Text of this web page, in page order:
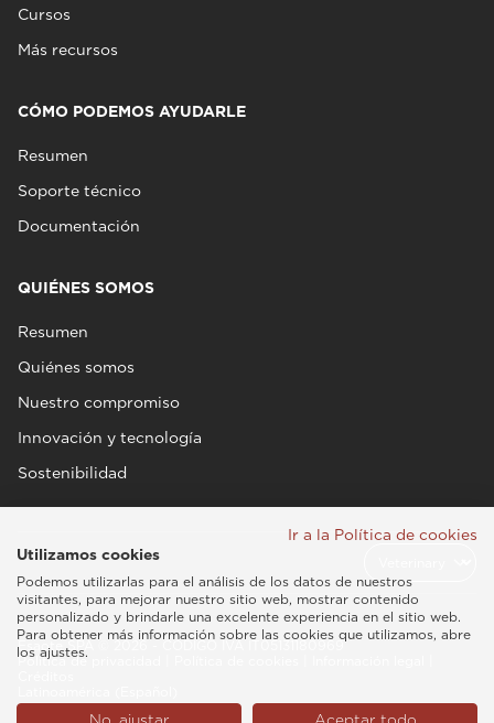
Cursos
Más recursos
CÓMO PODEMOS AYUDARLE
Resumen
Soporte técnico
Documentación
QUIÉNES SOMOS
Resumen
Quiénes somos
Nuestro compromiso
Innovación y tecnología
Sostenibilidad
Esaote SPA © 2026 - CÓDIGO IVA IT05131180969
Política de privacidad
Ir a la Política de cookies
Utilizamos cookies
Podemos utilizarlas para el análisis de los datos de nuestros
visitantes, para mejorar nuestro sitio web, mostrar contenido
personalizado y brindarle una excelente experiencia en el sitio web.
Para obtener más información sobre las cookies que utilizamos, abre
los ajustes.